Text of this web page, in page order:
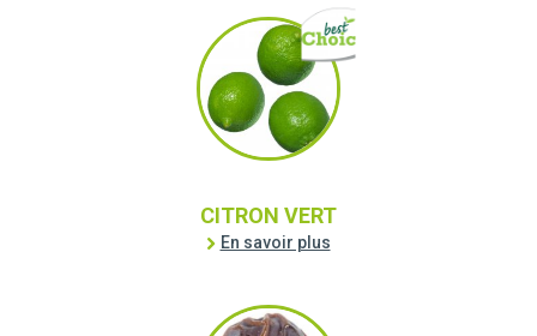
CITRON VERT
En savoir plus